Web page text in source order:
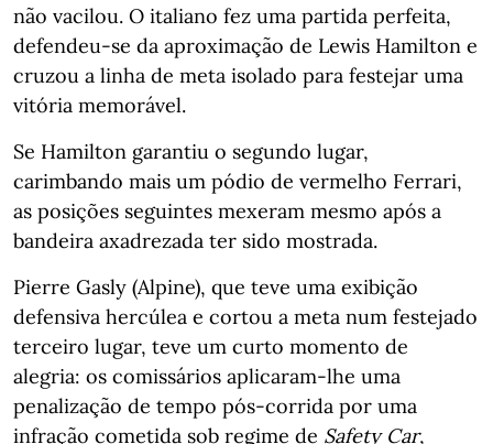
não vacilou. O italiano fez uma partida perfeita,
defendeu-se da aproximação de Lewis Hamilton e
cruzou a linha de meta isolado para festejar uma
vitória memorável.
Se Hamilton garantiu o segundo lugar,
carimbando mais um pódio de vermelho Ferrari,
as posições seguintes mexeram mesmo após a
bandeira axadrezada ter sido mostrada.
Pierre Gasly (Alpine), que teve uma exibição
defensiva hercúlea e cortou a meta num festejado
terceiro lugar, teve um curto momento de
alegria: os comissários aplicaram-lhe uma
penalização de tempo pós-corrida por uma
infração cometida sob regime de Safety Car,